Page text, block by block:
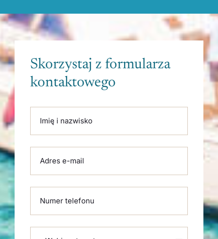
Skorzystaj z formularza
kontaktowego
Imię i nazwisko
Adres e-mail
Numer telefonu